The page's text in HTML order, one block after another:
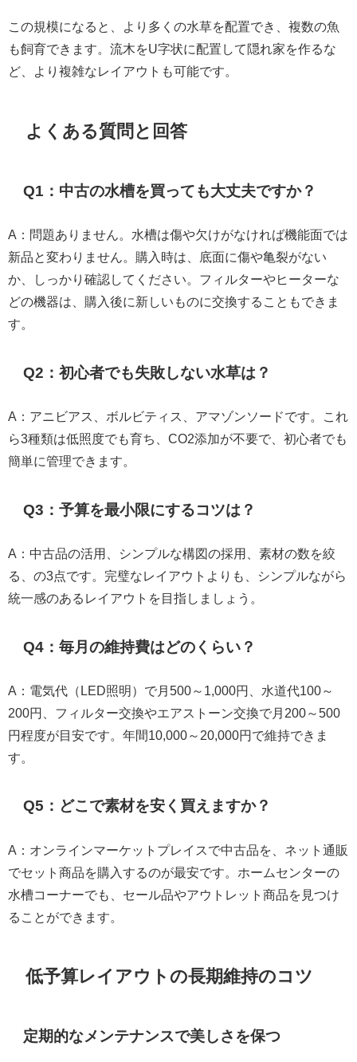
この規模になると、より多くの水草を配置でき、複数の魚
も飼育できます。流木をU字状に配置して隠れ家を作るな
ど、より複雑なレイアウトも可能です。
よくある質問と回答
Q1：中古の水槽を買っても大丈夫ですか？
A：問題ありません。水槽は傷や欠けがなければ機能面では
新品と変わりません。購入時は、底面に傷や亀裂がない
か、しっかり確認してください。フィルターやヒーターな
どの機器は、購入後に新しいものに交換することもできま
す。
Q2：初心者でも失敗しない水草は？
A：アニビアス、ボルビティス、アマゾンソードです。これ
ら3種類は低照度でも育ち、CO2添加が不要で、初心者でも
簡単に管理できます。
Q3：予算を最小限にするコツは？
A：中古品の活用、シンプルな構図の採用、素材の数を絞
る、の3点です。完璧なレイアウトよりも、シンプルながら
統一感のあるレイアウトを目指しましょう。
Q4：毎月の維持費はどのくらい？
A：電気代（LED照明）で月500～1,000円、水道代100～
200円、フィルター交換やエアストーン交換で月200～500
円程度が目安です。年間10,000～20,000円で維持できま
す。
Q5：どこで素材を安く買えますか？
A：オンラインマーケットプレイスで中古品を、ネット通販
でセット商品を購入するのが最安です。ホームセンターの
水槽コーナーでも、セール品やアウトレット商品を見つけ
ることができます。
低予算レイアウトの長期維持のコツ
定期的なメンテナンスで美しさを保つ